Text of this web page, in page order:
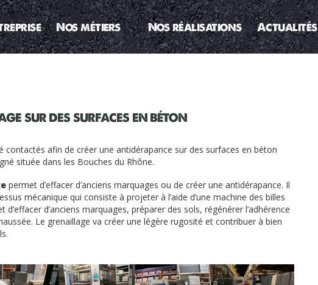
Nos métiers Nos réalisations Actualités
sur des surfaces en béton
contactés afin de créer une antidérapance sur des surfaces en béton
située dans les Bouches du Rhône.
permet d’effacer d’anciens marquages ou de créer une antidérapance. Il
mécanique qui consiste à projeter à l’aide d’une machine des billes
d’effacer d’anciens marquages, préparer des sols, régénérer l’adhérence
Le grenaillage va créer une légère rugosité et contribuer à bien